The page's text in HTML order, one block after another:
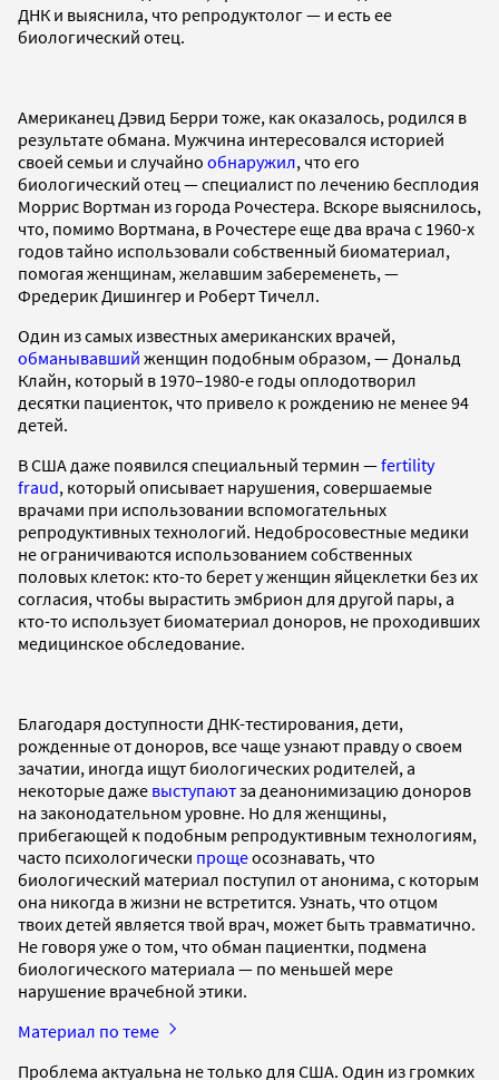
ДНК и выяснила, что репродуктолог — и есть ее
биологический отец.
Американец Дэвид Берри тоже, как оказалось, родился в
результате обмана. Мужчина интересовался историей
своей семьи и случайно обнаружил, что его
биологический отец — специалист по лечению бесплодия
Моррис Вортман из города Рочестера. Вскоре выяснилось,
что, помимо Вортмана, в Рочестере еще два врача с 1960-х
годов тайно использовали собственный биоматериал,
помогая женщинам, желавшим забеременеть, —
Фредерик Дишингер и Роберт Тичелл.
Один из самых известных американских врачей,
обманывавший женщин подобным образом, — Дональд
Клайн, который в 1970–1980-е годы оплодотворил
десятки пациенток, что привело к рождению не менее 94
детей.
В США даже появился специальный термин —fertility
fraud, который описывает нарушения, совершаемые
врачами при использовании вспомогательных
репродуктивных технологий. Недобросовестные медики
не ограничиваются использованием собственных
половых клеток: кто-то берет у женщин яйцеклетки без их
согласия, чтобы вырастить эмбрион для другой пары, а
кто-то использует биоматериал доноров, не проходивших
медицинское обследование.
Благодаря доступности ДНК-тестирования, дети,
рожденные от доноров, все чаще узнают правду о своем
зачатии, иногда ищут биологических родителей, а
некоторые даже выступаютза деанонимизацию доноров
на законодательном уровне. Но для женщины,
прибегающей к подобным репродуктивным технологиям,
часто психологически прощеосознавать, что
биологический материал поступил от анонима, с которым
она никогда в жизни не встретится. Узнать, что отцом
твоих детей является твой врач, может быть травматично.
Не говоря уже о том, что обман пациентки, подмена
биологического материала — по меньшей мере
нарушение врачебной этики.
Материал по теме
Проблема актуальна не только для США. Один из громких